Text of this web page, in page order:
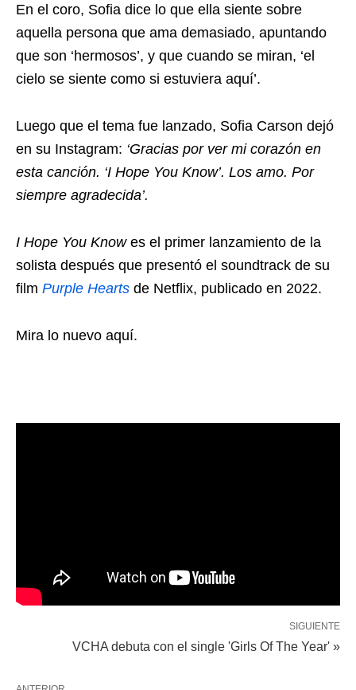
En el coro, Sofia dice lo que ella siente sobre
aquella persona que ama demasiado, apuntando
que son ‘hermosos’, y que cuando se miran, ‘el
cielo se siente como si estuviera aquí’.
Luego que el tema fue lanzado, Sofia Carson dejó
en su Instagram: ‘Gracias por ver mi corazón en
esta canción. ‘I Hope You Know’. Los amo. Por
siempre agradecida’.
I Hope You Knowes el primer lanzamiento de la
solista después que presentó el soundtrack de su
film Purple Hearts de Netflix, publicado en 2022.
Mira lo nuevo aquí.
SIGUIENTE
VCHA debuta con el single 'Girls Of The Year' »